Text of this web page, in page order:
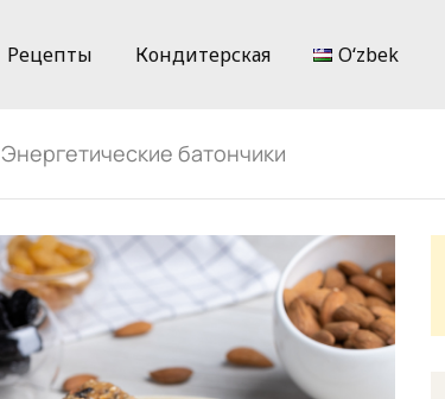
Рецепты Кондитерская Oʻzbek
Энергетические батончики